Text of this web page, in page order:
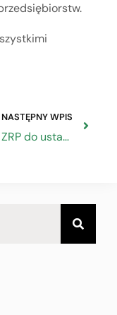
NASTĘPNY WPIS
Uwagi ZRP do ustawy o zmianie ustawy o podatku dochodowym od osób fizycznych, ustawy o świadczeniach rodzinnych oraz ustawy o świadczeniach opieki zdrowotnej